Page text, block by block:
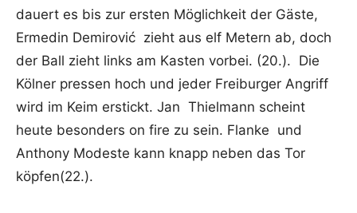
dauert es bis zur ersten Möglichkeit der Gäste,
Ermedin Demirović zieht aus elf Metern ab, doch
der Ball zieht links am Kasten vorbei. (20.). Die
Kölner pressen hoch und jeder Freiburger Angriff
wird im Keim erstickt. Jan Thielmann scheint
heute besonders on fire zu sein. Flanke und
Anthony Modeste kann knapp neben das Tor
köpfen(22.).